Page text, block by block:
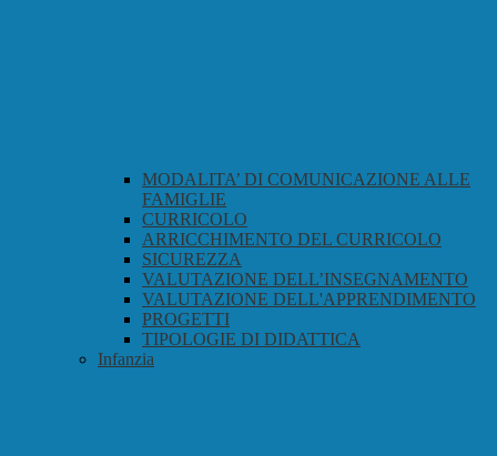
MODALITA’ DI COMUNICAZIONE ALLE
FAMIGLIE
CURRICOLO
ARRICCHIMENTO DEL CURRICOLO
SICUREZZA
VALUTAZIONE DELL’INSEGNAMENTO
VALUTAZIONE DELL'APPRENDIMENTO
PROGETTI
TIPOLOGIE DI DIDATTICA
Infanzia